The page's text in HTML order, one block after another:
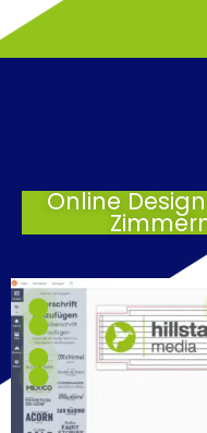
Online